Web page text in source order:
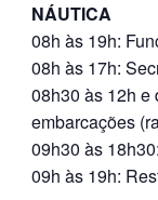
NÁUTICA
08h às 19h:
08h às 17h:
08h30 às 12h e
embarcações
09h30 às
09h às 19h: